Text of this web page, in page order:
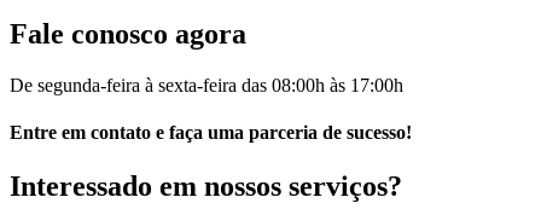
Fale conosco agora
De segunda-feira à sexta-feira das 08:00h às 17:00h
Entre em contato e faça uma parceria de sucesso!
Interessado em nossos serviços?